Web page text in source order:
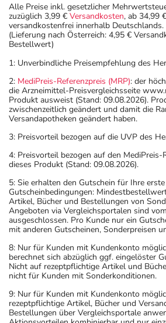
Alle Preise inkl. gesetzlicher
zuzüglich 3,99 € Versandkosten, ab 34,99
versandkostenfrei innerhalb Deutschlands.
(Lieferung nach Österreich: 4,95 €
Bestellwert)
1: Unverbindliche Preisempfehlung des
2: MediPreis-Referenzpreis (MRP): der
die Arzneimittel-Preisvergleichsseite
Produkt ausweist (Stand: 09.08.2026).
zwischenzeitlich geändert und damit die
Versandapotheken geändert haben.
3: Preisvorteil bezogen auf die UVP des
4: Preisvorteil bezogen auf den MediPreis-
dieses Produkt (Stand: 09.08.2026).
5: Sie erhalten den Gutschein für Ihre
Gutscheinbedingungen:
Artikel, Bücher und Bestellungen von
Angeboten via Vergleichsportalen sind
ausgeschlossen. Pro Kunde nur ein
mit anderen Gutscheinen, Sonderpreisen
8: Nur für Kunden mit Kundenkonto
berechnet sich abzüglich ggf. eingelöster
Nicht auf rezeptpflichtige Artikel und
nicht für Kunden mit Sonderkonditionen.
9: Nur für Kunden mit Kundenkonto
rezeptpflichtige Artikel, Bücher und
Bestellungen über Vergleichsportale